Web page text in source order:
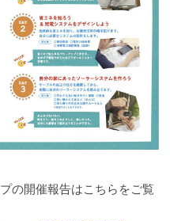
の開催報告はこちらをご覧